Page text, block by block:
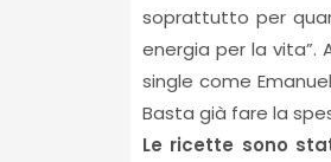
soprattutto per
energia per la vita”.
single come
Basta già fare la
Le ricette sono